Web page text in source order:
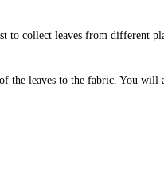
collect leaves from different
leaves to the fabric. You will